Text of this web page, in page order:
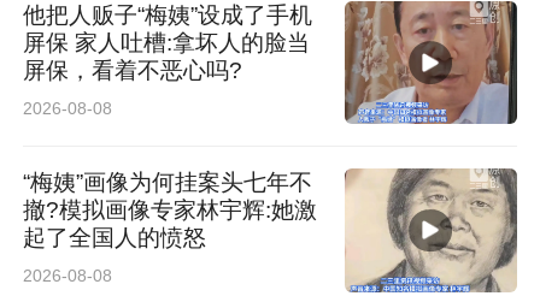
他把人贩子“梅姨”设成了手机
屏保 家人吐槽:拿坏人的脸当
屏保，看着不恶心吗?
2026-08-08
“梅姨”画像为何挂案头七年不
撤?模拟画像专家林宇辉:她激
起了全国人的愤怒
2026-08-08